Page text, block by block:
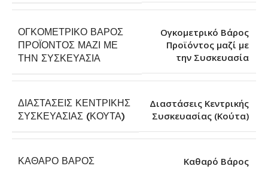
ΟΓΚΟΜΕΤΡΙΚΌ ΒΆΡΟΣ
ΠΡΟΪΌΝΤΟΣ ΜΑΖΊ ΜΕ
ΤΗΝ ΣΥΣΚΕΥΑΣΊΑ
Ογκομετρικό Βάρος
Προϊόντος μαζί με
την Συσκευασία
ΔΙΑΣΤΆΣΕΙΣ ΚΕΝΤΡΙΚΉΣ
ΣΥΣΚΕΥΑΣΊΑΣ (ΚΟΎΤΑ)
Διαστάσεις Κεντρικής
Συσκευασίας (Κούτα)
ΚΑΘΑΡΌ ΒΆΡΟΣ
Καθαρό Βάρος